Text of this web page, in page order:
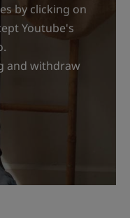
by clicking on
Youtube's
and withdraw